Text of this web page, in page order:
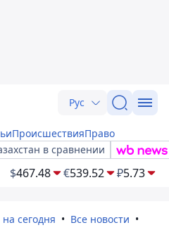
Рус
ПроисшествияПраво
в сравнении
$467.48 €539.52 ₽5.73
сегодня
Все новости